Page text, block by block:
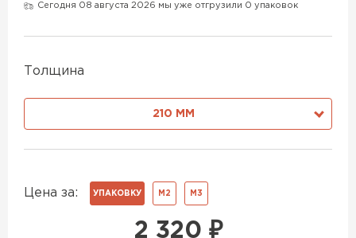
Сегодня 08 августа 2026 мы уже отгрузили 0 упаковок
Толщина
210 ММ
Цена за: УПАКОВКУ М2 М3
2 320 ₽
ПЕРЕЙТИ
ПЕРЕЙТИ
Утеплитель Дирок